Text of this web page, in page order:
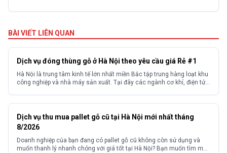
BÀI VIẾT LIÊN QUAN
Dịch vụ đóng thùng gỗ ở Hà Nội theo yêu cầu giá Rẻ #1
Hà Nội là trung tâm kinh tế lớn nhất miền Bắc tập trung hàng loạt khu
công nghiệp và nhà máy sản xuất. Tại đây các ngành cơ khí, điện tử,
Dịch vụ thu mua pallet gỗ cũ tại Hà Nội mới nhất tháng
8/2026
Doanh nghiệp của bạn đang có pallet gỗ cũ không còn sử dụng và
muốn thanh lý nhanh chóng với giá tốt tại Hà Nội? Bạn muốn tìm một